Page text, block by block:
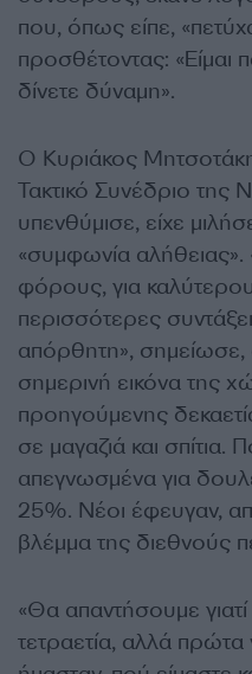
που, όπως είπε,
προσθέτοντας: «Είμαι
δίνετε δύναμη».
Ο Κυριάκος
Τακτικό Συνέδριο
υπενθύμισε, είχε
«συμφωνία αλήθειας».
φόρους, για
περισσότερες
απόρθητη», σημείωσε,
σημερινή εικόνα της
προηγούμενης
σε μαγαζιά και σπίτια.
απεγνωσμένα για
25%. Νέοι έφευγαν,
βλέμμα της διεθνούς
«Θα απαντήσουμε γιατί
τετραετία, αλλά